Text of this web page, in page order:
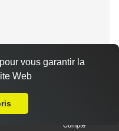
Compte
vous garantir la
Web